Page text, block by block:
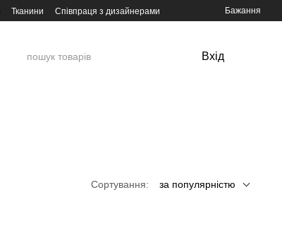
Тканини Співпраця з дизайнерами Бажання
Вхід
Сортування: за популярністю